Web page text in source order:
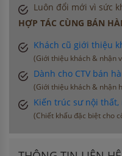
Luôn đổi mới vì sức
HỢP TÁC CÙNG BÁN
Khách cũ giới thiệu
(Giới thiệu khách & nhận
Dành cho CTV bán
(Giới thiệu khách & nhận
Kiến trúc sư nội thất,
(Chiết khấu đặc biệt cho